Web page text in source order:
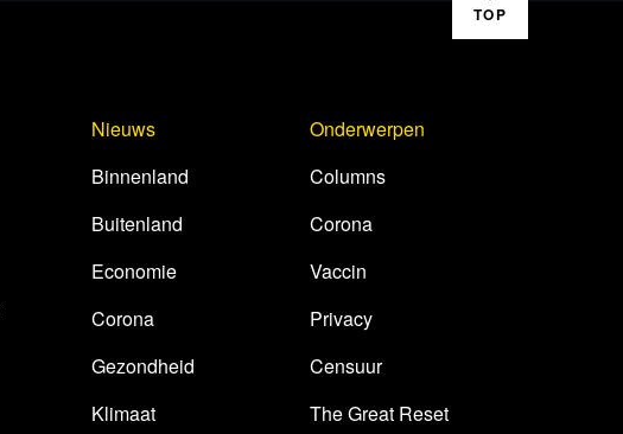
TOP
Nieuws
Binnenland
Buitenland
Economie
Corona
Gezondheid
Klimaat
Onderwerpen
Columns
Corona
Vaccin
Privacy
Censuur
The Great Reset